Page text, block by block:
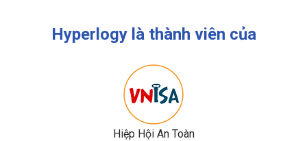
Hyperlogylà thành viên của
Hiệp Hội An Toàn